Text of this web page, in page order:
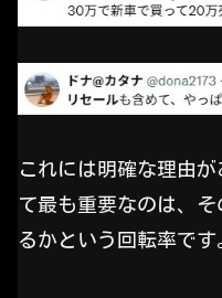
これには明確な理由
て最も重要なのは、
るかという回転率です